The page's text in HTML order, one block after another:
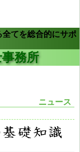
てを総合的にサポ
務所
ニュース